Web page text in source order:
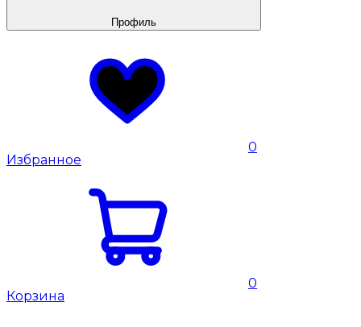
Профиль
0
Избранное
0
Корзина